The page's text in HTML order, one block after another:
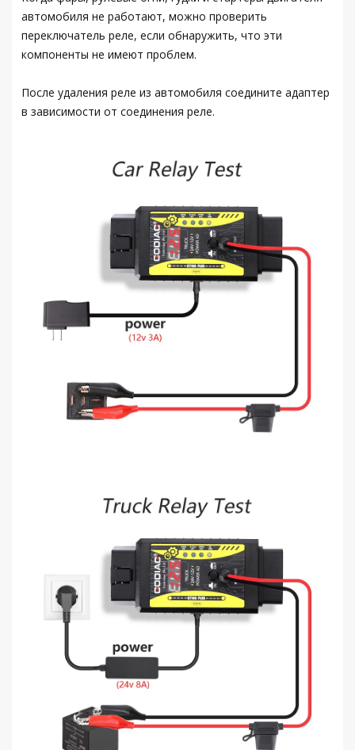
автомобиля не работают, можно проверить
переключатель реле, если обнаружить, что эти
компоненты не имеют проблем.
После удаления реле из автомобиля соедините адаптер
в зависимости от соединения реле.